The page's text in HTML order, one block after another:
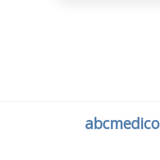
abcmedico